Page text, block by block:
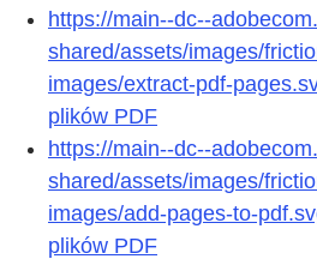
https://main--dc--
shared/assets/images/
images/extract-pdf-
plików PDF
https://main--dc--
shared/assets/images/
images/add-pages-to-
plików PDF